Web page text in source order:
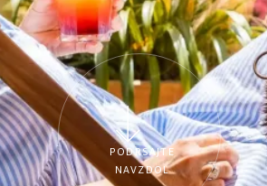
PODRSAJTE
NAVZDOL